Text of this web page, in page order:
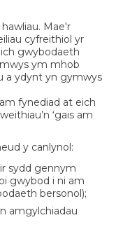
Mae'r
cyfreithiol yr
gwybodaeth
ym mhob
a ydynt yn gymwys
fynediad at eich
‘gais am
y canlynol:
sydd gennym
gwybod i ni am
bersonol);
amgylchiadau